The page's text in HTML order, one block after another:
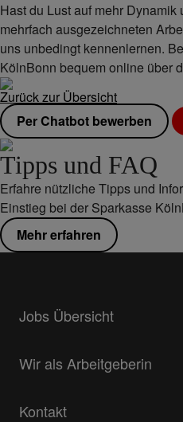
Hast du Lust auf mehr
mehrfach ausgezeichneten
uns unbedingt kennenlernen.
KölnBonn bequem online über
Zurück zur Übersicht
Per Chatbot bewerben
Tipps und FAQ
Erfahre nützliche Tipps und
Einstieg bei der Sparkasse
Mehr erfahren
Jobs Übersicht
Wir als Arbeitgeberin
Kontakt